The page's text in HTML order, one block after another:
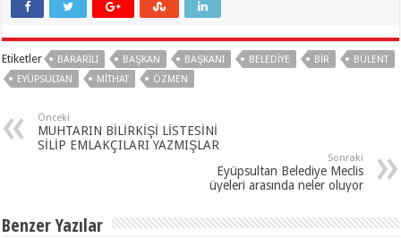
Etiketler BARARILI BAŞKAN BAŞKANI BELEDIYE BIR
BÜLENT
EYÜPSULTAN
MITHAT ÖZMEN
Önceki
MUHTARIN BİLİRKİŞİ LİSTESİNİ
SİLİP EMLAKÇILARI YAZMIŞLAR
Sonraki
Eyüpsultan Belediye Meclis
üyeleri arasında neler oluyor
Benzer Yazılar